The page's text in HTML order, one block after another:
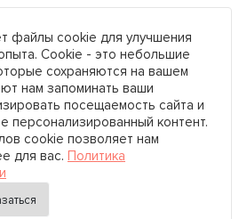
файлы cookie для улучшения
Cookie - это небольшие
сохраняются на вашем
нам запоминать ваши
посещаемость сайта и
персонализированный контент.
cookie позволяет нам
для вас. Политика